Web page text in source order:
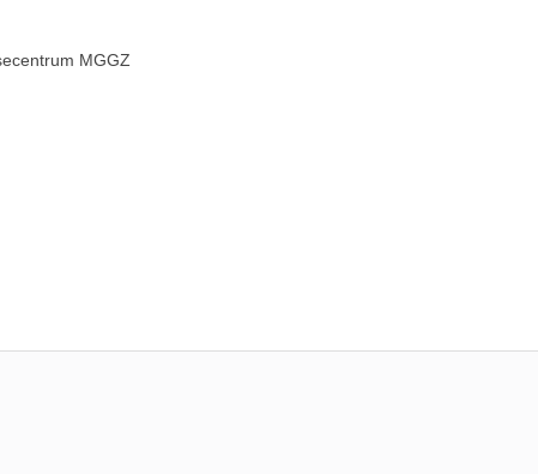
MGGZ